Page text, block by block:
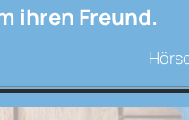
ihren Freund.